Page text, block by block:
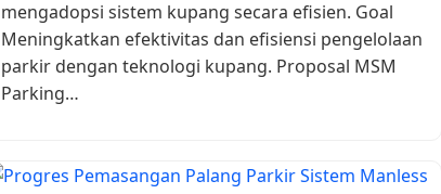
mengadopsi sistem kupang secara efisien. Goal
Meningkatkan efektivitas dan efisiensi pengelolaan
parkir dengan teknologi kupang. Proposal MSM
Parking…